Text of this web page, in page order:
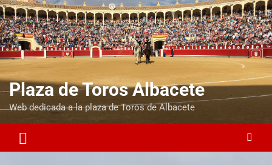
Plaza de Toros Albacete
Web dedicada a la plaza de Toros de Albacete